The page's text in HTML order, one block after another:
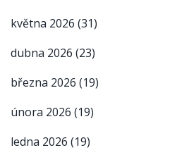
května 2026 (31)
dubna 2026 (23)
března 2026 (19)
února 2026 (19)
ledna 2026 (19)